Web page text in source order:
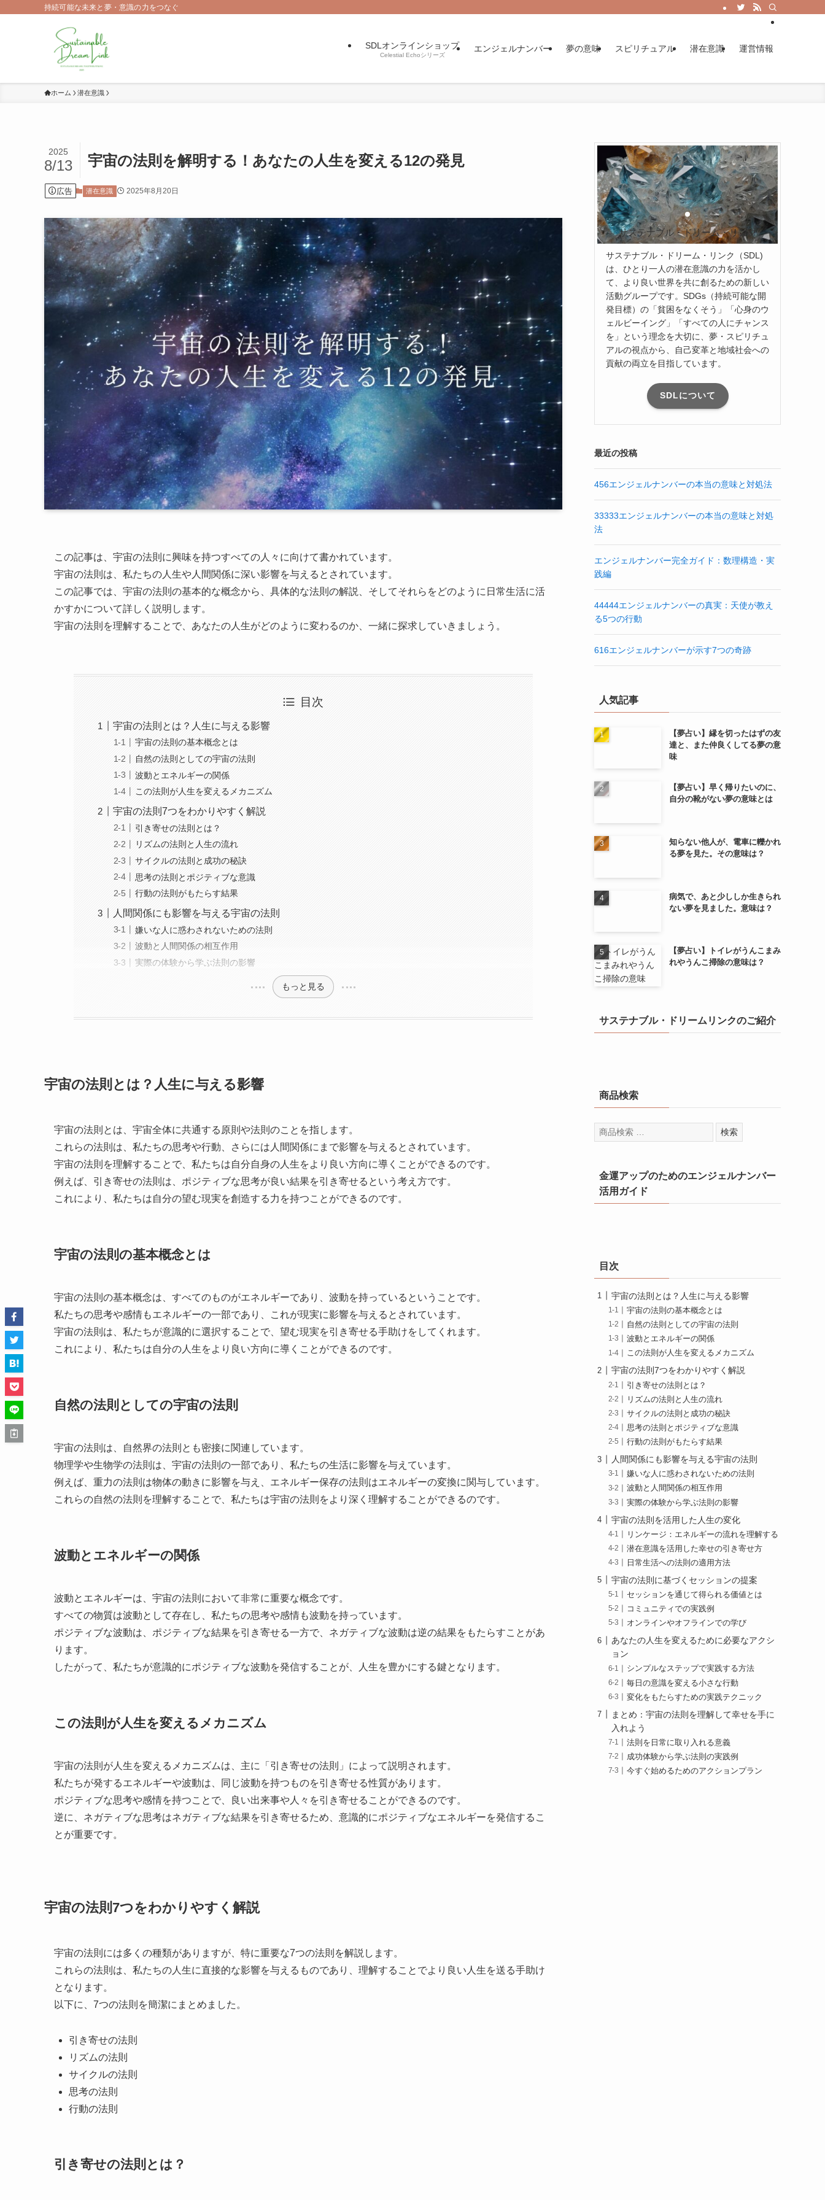
持続可能な未来と夢・意識の力をつなぐ
SDLオンラインショップ
Celestial Echoシリーズ
エンジェルナンバー 夢の意味 スピリチュアル 潜在意識 運営情報
ホーム 潜在意識
宇宙の法則を解明する！あなたの人生を変える12の発見
2025
8/13
広告 潜在意識 2025年8月20日
この記事は、宇宙の法則に興味を持つすべての人々に向けて書かれています。
宇宙の法則は、私たちの人生や人間関係に深い影響を与えるとされています。
この記事では、宇宙の法則の基本的な概念から、具体的な法則の解説、そしてそれらをどのように日常生活に活
かすかについて詳しく説明します。
宇宙の法則を理解することで、あなたの人生がどのように変わるのか、一緒に探求していきましょう。
目次
宇宙の法則とは？人生に与える影響
宇宙の法則の基本概念とは
自然の法則としての宇宙の法則
波動とエネルギーの関係
この法則が人生を変えるメカニズム
宇宙の法則7つをわかりやすく解説
引き寄せの法則とは？
リズムの法則と人生の流れ
サイクルの法則と成功の秘訣
思考の法則とポジティブな意識
行動の法則がもたらす結果
人間関係にも影響を与える宇宙の法則
嫌いな人に惑わされないための法則
波動と人間関係の相互作用
実際の体験から学ぶ法則の影響
もっと見る
宇宙の法則とは？人生に与える影響
宇宙の法則とは、宇宙全体に共通する原則や法則のことを指します。
これらの法則は、私たちの思考や行動、さらには人間関係にまで影響を与えるとされています。
宇宙の法則を理解することで、私たちは自分自身の人生をより良い方向に導くことができるのです。
例えば、引き寄せの法則は、ポジティブな思考が良い結果を引き寄せるという考え方です。
これにより、私たちは自分の望む現実を創造する力を持つことができるのです。
宇宙の法則の基本概念とは
宇宙の法則の基本概念は、すべてのものがエネルギーであり、波動を持っているということです。
私たちの思考や感情もエネルギーの一部であり、これが現実に影響を与えるとされています。
宇宙の法則は、私たちが意識的に選択することで、望む現実を引き寄せる手助けをしてくれます。
これにより、私たちは自分の人生をより良い方向に導くことができるのです。
自然の法則としての宇宙の法則
宇宙の法則は、自然界の法則とも密接に関連しています。
物理学や生物学の法則は、宇宙の法則の一部であり、私たちの生活に影響を与えています。
例えば、重力の法則は物体の動きに影響を与え、エネルギー保存の法則はエネルギーの変換に関与しています。
これらの自然の法則を理解することで、私たちは宇宙の法則をより深く理解することができるのです。
波動とエネルギーの関係
波動とエネルギーは、宇宙の法則において非常に重要な概念です。
すべての物質は波動として存在し、私たちの思考や感情も波動を持っています。
ポジティブな波動は、ポジティブな結果を引き寄せる一方で、ネガティブな波動は逆の結果をもたらすことがあ
ります。
したがって、私たちが意識的にポジティブな波動を発信することが、人生を豊かにする鍵となります。
この法則が人生を変えるメカニズム
宇宙の法則が人生を変えるメカニズムは、主に「引き寄せの法則」によって説明されます。
私たちが発するエネルギーや波動は、同じ波動を持つものを引き寄せる性質があります。
ポジティブな思考や感情を持つことで、良い出来事や人々を引き寄せることができるのです。
逆に、ネガティブな思考はネガティブな結果を引き寄せるため、意識的にポジティブなエネルギーを発信するこ
とが重要です。
宇宙の法則7つをわかりやすく解説
宇宙の法則には多くの種類がありますが、特に重要な7つの法則を解説します。
これらの法則は、私たちの人生に直接的な影響を与えるものであり、理解することでより良い人生を送る手助け
となります。
以下に、7つの法則を簡潔にまとめました。
引き寄せの法則
リズムの法則
サイクルの法則
思考の法則
行動の法則
引き寄せの法則とは？
サステナブル・ドリーム・リンク
サステナブル・ドリーム・リンク（SDL)
は、ひとり一人の潜在意識の力を活かし
て、より良い世界を共に創るための新しい
活動グループです。SDGs（持続可能な開
発目標）の「貧困をなくそう」「心身のウ
ェルビーイング」「すべての人にチャンス
を」という理念を大切に、夢・スピリチュ
アルの視点から、自己変革と地域社会への
貢献の両立を目指しています。
SDLについて
最近の投稿
456エンジェルナンバーの本当の意味と対処法
33333エンジェルナンバーの本当の意味と対処
法
エンジェルナンバー完全ガイド：数理構造・実
践編
44444エンジェルナンバーの真実：天使が教え
る5つの行動
616エンジェルナンバーが示す7つの奇跡
人気記事
【夢占い】縁を切ったはずの友
達と、また仲良くしてる夢の意
味
【夢占い】早く帰りたいのに、
自分の靴がない夢の意味とは
知らない他人が、電車に轢かれ
る夢を見た。その意味は？
病気で、あと少ししか生きられ
ない夢を見ました。意味は？
【夢占い】トイレがうんこまみ
れやうんこ掃除の意味は？
サステナブル・ドリームリンクのご紹介
商品検索
検
索
象:
検索
金運アップのためのエンジェルナンバー
活用ガイド
目次
宇宙の法則とは？人生に与える影響
宇宙の法則の基本概念とは
自然の法則としての宇宙の法則
波動とエネルギーの関係
この法則が人生を変えるメカニズム
宇宙の法則7つをわかりやすく解説
引き寄せの法則とは？
リズムの法則と人生の流れ
サイクルの法則と成功の秘訣
思考の法則とポジティブな意識
行動の法則がもたらす結果
人間関係にも影響を与える宇宙の法則
嫌いな人に惑わされないための法則
波動と人間関係の相互作用
実際の体験から学ぶ法則の影響
宇宙の法則を活用した人生の変化
リンケージ：エネルギーの流れを理解する
潜在意識を活用した幸せの引き寄せ方
日常生活への法則の適用方法
宇宙の法則に基づくセッションの提案
セッションを通じて得られる価値とは
コミュニティでの実践例
オンラインやオフラインでの学び
あなたの人生を変えるために必要なアクシ
ョン
シンプルなステップで実践する方法
毎日の意識を変える小さな行動
変化をもたらすための実践テクニック
まとめ：宇宙の法則を理解して幸せを手に
入れよう
法則を日常に取り入れる意義
成功体験から学ぶ法則の実践例
今すぐ始めるためのアクションプラン